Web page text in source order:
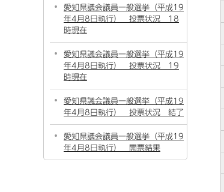
愛知県議会議員一般選挙（平成19
年4月8日執行） 投票状況 18
時現在
愛知県議会議員一般選挙（平成19
年4月8日執行） 投票状況 19
時現在
愛知県議会議員一般選挙（平成19
年4月8日執行） 投票状況 結了
愛知県議会議員一般選挙（平成19
年4月8日執行） 開票結果